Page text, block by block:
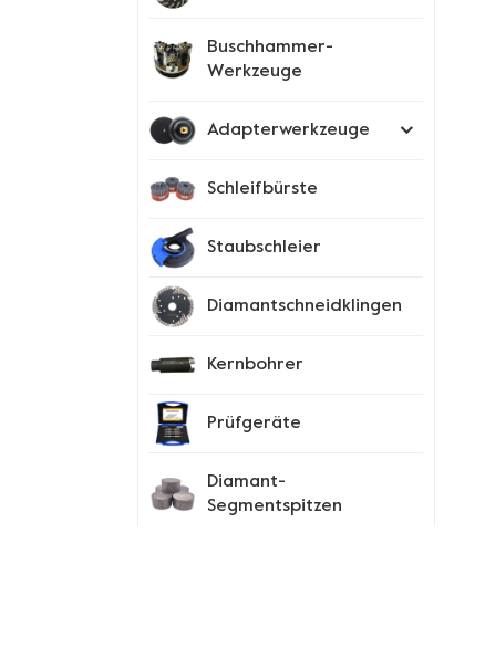
Buschhammer-
Werkzeuge
Adapterwerkzeuge
Schleifbürste
Staubschleier
Diamantschneidklingen
Kernbohrer
Prüfgeräte
Diamant-
Segmentspitzen